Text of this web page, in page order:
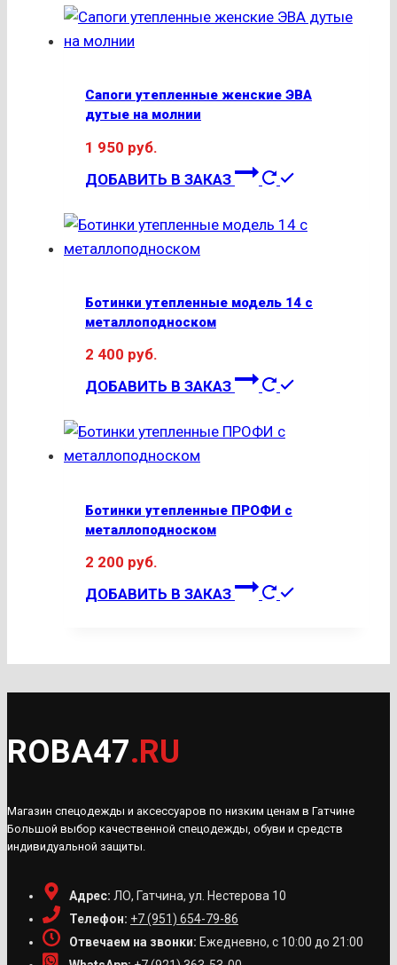
имеет
можно
странице
Сапоги утепленные женские ЭВА
дутые на молнии
1 950 руб.
ДОБАВИТЬ В ЗАКАЗ
Этот
имеет
можно
странице
Ботинки утепленные модель 14 с
металлоподноском
2 400 руб.
ДОБАВИТЬ В ЗАКАЗ
Этот
странице
Ботинки утепленные ПРОФИ с
металлоподноском
2 200 руб.
ДОБАВИТЬ В ЗАКАЗ
Этот
товара.
ROBA47.RU
Магазин спецодежды и аксессуаров по низким ценам в Гатчине
Большой выбор качественной спецодежды, обуви и средств
индивидуальной защиты.
Адрес: ЛО, Гатчина, ул. Нестерова 10
Телефон: +7 (951) 654-79-86
Отвечаем на звонки: Ежедневно, с 10:00 до 21:00